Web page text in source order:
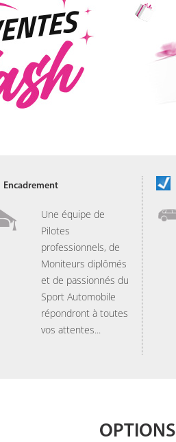
Encadrement
Une équipe de
Pilotes
professionnels, de
Moniteurs diplômés
et de passionnés du
Sport Automobile
répondront à toutes
vos attentes...
OPTIONS